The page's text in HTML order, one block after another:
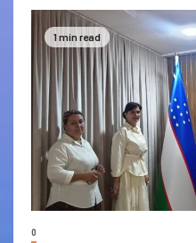
1 min read
0